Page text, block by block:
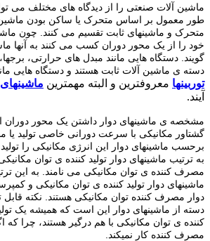
ماشین آلات صنعتی را از دیدگاه های مختلف می
طور معمول بر اساس متحرک یا ساکن بودن
متحرک و ماشینهای ثابت تقسیم می کنند. چون
خود را از یک محور دوران کسب می کنند به آنها
گویند. دستگاه هایی مانند مبدل های حرارتی،
دسته ی ماشین آلات ثابت هستند و دستگاه هایی
توربینها معروفترین و البته مهمترین ماشینهای
آیند.
مشخصه ی ماشینهای دوار داشتن یک محور
گشتاور مکانیکی با سرعت دورانی خاصی تولید
برحسب ماشینهای دوار این انرژی مکانیکی را تولید
به ترتیب ماشینهای دوار تولید کننده ی توان
مصرف کننده ی توان مکانیکی می نامند. به این
ماشینهای دوار تولید کننده ی توان مکانیکی و
دوار مصرف کننده توان مکانیکی هستند. نکته قابل
دسته از ماشینهای دوار این است که همیشه یک
کننده ی توان مکانیکی با هم درگیر هستند، چرا که
مصرف کننده کار نمیکند.